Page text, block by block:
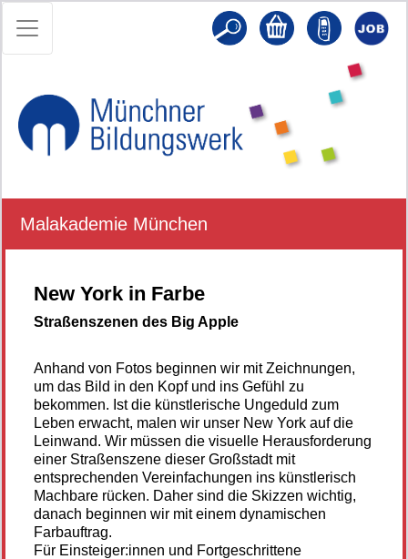
Malakademie München
New York in Farbe
Straßenszenen des Big Apple
Anhand von Fotos beginnen wir mit Zeichnungen,
um das Bild in den Kopf und ins Gefühl zu
bekommen. Ist die künstlerische Ungeduld zum
Leben erwacht, malen wir unser New York auf die
Leinwand. Wir müssen die visuelle Herausforderung
einer Straßenszene dieser Großstadt mit
entsprechenden Vereinfachungen ins künstlerisch
Machbare rücken. Daher sind die Skizzen wichtig,
danach beginnen wir mit einem dynamischen
Farbauftrag.
Für Einsteiger:innen und Fortgeschrittene